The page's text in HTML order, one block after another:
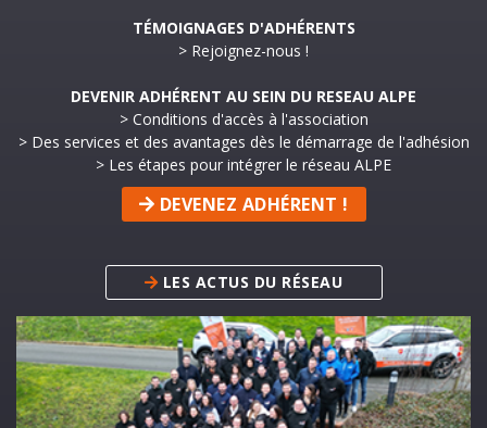
TÉMOIGNAGES D'ADHÉRENTS
> Rejoignez-nous !
DEVENIR ADHÉRENT AU SEIN DU RESEAU ALPE
> Conditions d'accès à l'association
> Des services et des avantages dès le démarrage de l'adhésion
> Les étapes pour intégrer le réseau ALPE
DEVENEZ ADHÉRENT !
LES ACTUS DU RÉSEAU